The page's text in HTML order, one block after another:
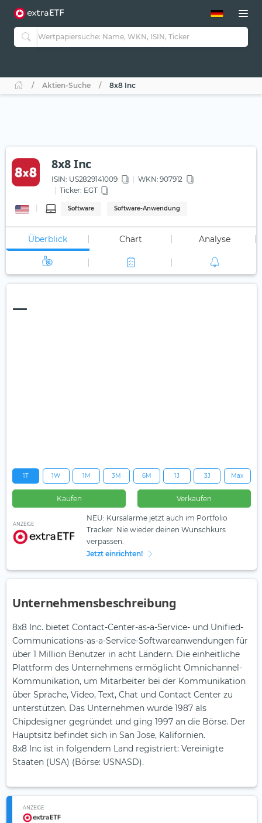
ETF-Guide 2.0
Guide Aktive ETFs
ETF-Sparpläne
Aktien-Suche 8x8 Inc
8x8 Inc
ISIN: US2829141009 WKN: 907912
Ticker: EGT
Software Software-Anwendung
Überblick Chart Analyse
—
1T 1W 1M 3M 6M 1J 3J Max
Kaufen Verkaufen
ANZEIGE
NEU: Kursalarme jetzt auch im Portfolio
Tracker: Nie wieder deinen Wunschkurs
verpassen.
Jetzt einrichten!
Unternehmensbeschreibung
8x8 Inc. bietet Contact-Center-as-a-Service- und Unified-
Communications-as-a-Service-Softwareanwendungen für
über 1 Million Benutzer in acht Ländern. Die einheitliche
Plattform des Unternehmens ermöglicht Omnichannel-
Kommunikation, um Mitarbeiter bei der Kommunikation
über Sprache, Video, Text, Chat und Contact Center zu
unterstützen. Das Unternehmen wurde 1987 als
Chipdesigner gegründet und ging 1997 an die Börse. Der
Hauptsitz befindet sich in San Jose, Kalifornien.
8x8 Inc ist in folgendem Land registriert: Vereinigte
Staaten (USA) (Börse: USNASD).
ANZEIGE